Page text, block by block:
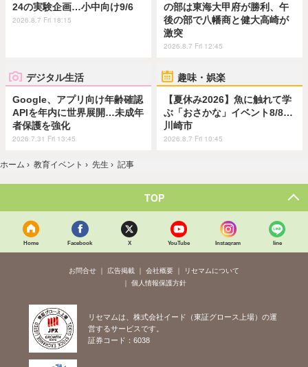
24の実験企画…小中向け9/6
2026.8.7 Fri 18:15
の部は東海大甲府が勝利、午
後の部で八幡商と健大高崎が
激突
2026.8.7 Fri 12:45
デジタル生活
Google、アプリ向け年齢確認
APIを年内に世界展開…未成年
者保護を強化
2026.7.31 Fri 13:45
趣味・娯楽
【夏休み2026】魚に触れて学
ぶ「おさかな」イベント8/8…
川崎市
2026.8.7 Fri 10:45
ホーム › 教育イベント › 先生 › 記事
TOP
Home Facebook X YouTube Instagram line
お問合せ 広告掲載 会社概要
リセマムについて
個人情報保護方針
リセマムは、株式会社イード（東証グロース上場）の運
営するサービスです。
証券コード：6038